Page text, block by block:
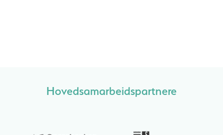
Hovedsamarbeidspartnere